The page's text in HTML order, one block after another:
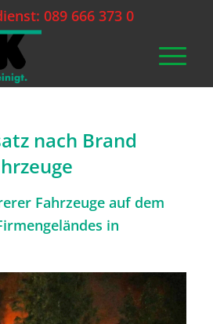
089 666 373 0
nach Brand
Fahrzeuge auf dem
in